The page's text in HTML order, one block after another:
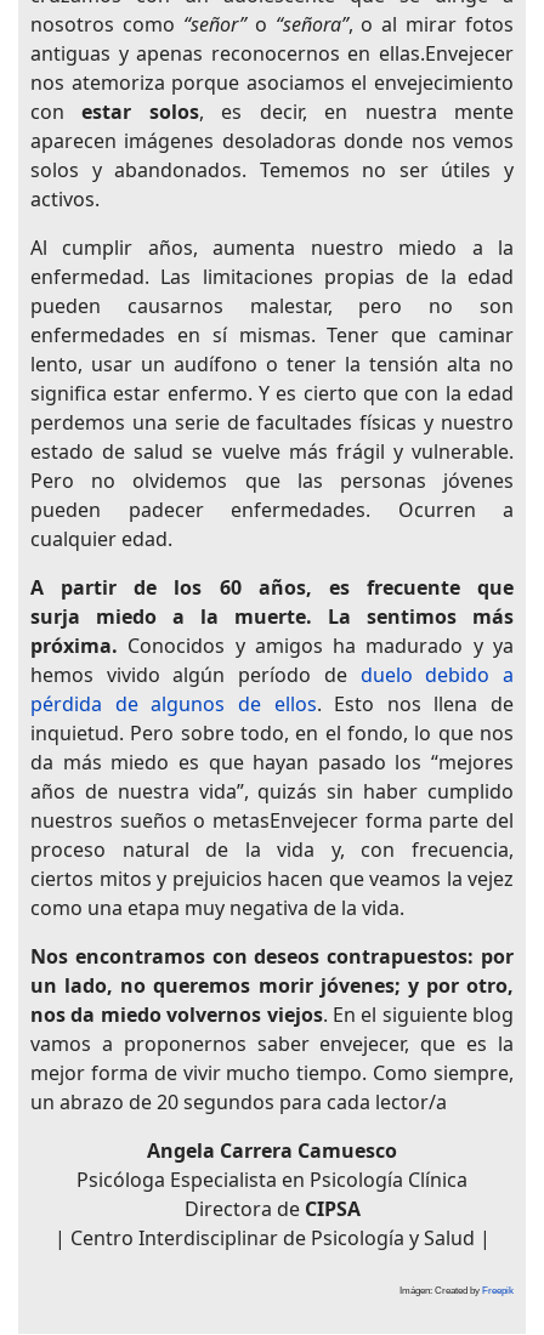
nosotros como “señor”o “señora”, o al mirar fotos
antiguas y apenas reconocernos en ellas.Envejecer
nos atemoriza porque asociamos el envejecimiento
conestar solos, es decir, en nuestra mente
aparecen imágenes desoladoras donde nos vemos
solos y abandonados. Tememos no ser útiles y
activos.
Al cumplir años, aumenta nuestro miedo a la
enfermedad. Las limitaciones propias de la edad
pueden causarnos malestar, pero no son
enfermedades en sí mismas. Tener que caminar
lento, usar un audífono o tener la tensión alta no
significa estar enfermo. Y es cierto que con la edad
perdemos una serie de facultades físicas y nuestro
estado de salud se vuelve más frágil y vulnerable.
Pero no olvidemos que las personas jóvenes
pueden padecer enfermedades. Ocurren a
cualquier edad.
A partir de los 60 años, es frecuente que
surja miedo a la muerte. La sentimos más
próxima. Conocidos y amigos ha madurado y ya
hemos vivido algún período de duelo debido a
pérdida de algunos de ellos. Esto nos llena de
inquietud. Pero sobre todo, en el fondo, lo que nos
da más miedo es que hayan pasado los “mejores
años de nuestra vida”, quizás sin haber cumplido
nuestros sueños o metasEnvejecer forma parte del
proceso natural de la vida y, con frecuencia,
ciertos mitos y prejuicios hacen que veamos la vejez
como una etapa muy negativa de la vida.
Nos encontramos con deseos contrapuestos: por
un lado, no queremos morir jóvenes; y por otro,
nos da miedo volvernos viejos. En el siguiente blog
vamos a proponernos saber envejecer, que es la
mejor forma de vivir mucho tiempo. Como siempre,
un abrazo de 20 segundos para cada lector/a
Angela Carrera Camuesco
Psicóloga Especialista en Psicología Clínica
Directora de CIPSA
| Centro Interdisciplinar de Psicología y Salud |
Imágen: Created by Freepik